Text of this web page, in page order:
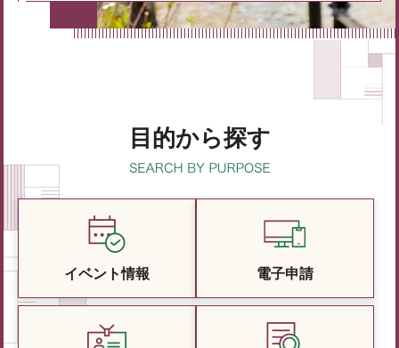
目的から探す
イベント情報 電子申請